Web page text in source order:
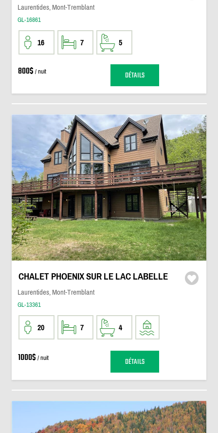
Laurentides, Mont-Tremblant
GL-16861
16 7 5
800$ / nuit DÉTAILS
CHALET PHOENIX SUR LE LAC LABELLE
Laurentides, Mont-Tremblant
GL-13361
20 7 4
1000$ / nuit DÉTAILS